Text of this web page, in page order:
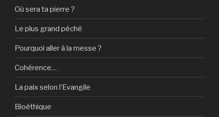
Où sera ta pierre ?
Le plus grand péché
Pourquoi aller à la messe ?
Cohérence…
La paix selon l’Evangile
Bioéthique